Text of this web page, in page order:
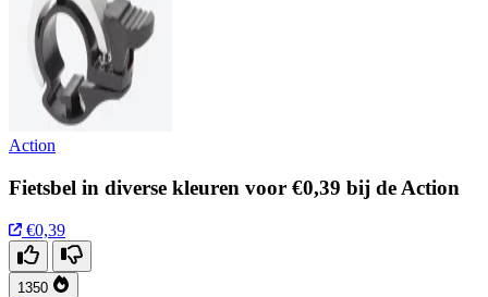
Action
Fietsbel in diverse kleuren voor €0,39 bij de Action
€0,39
1350